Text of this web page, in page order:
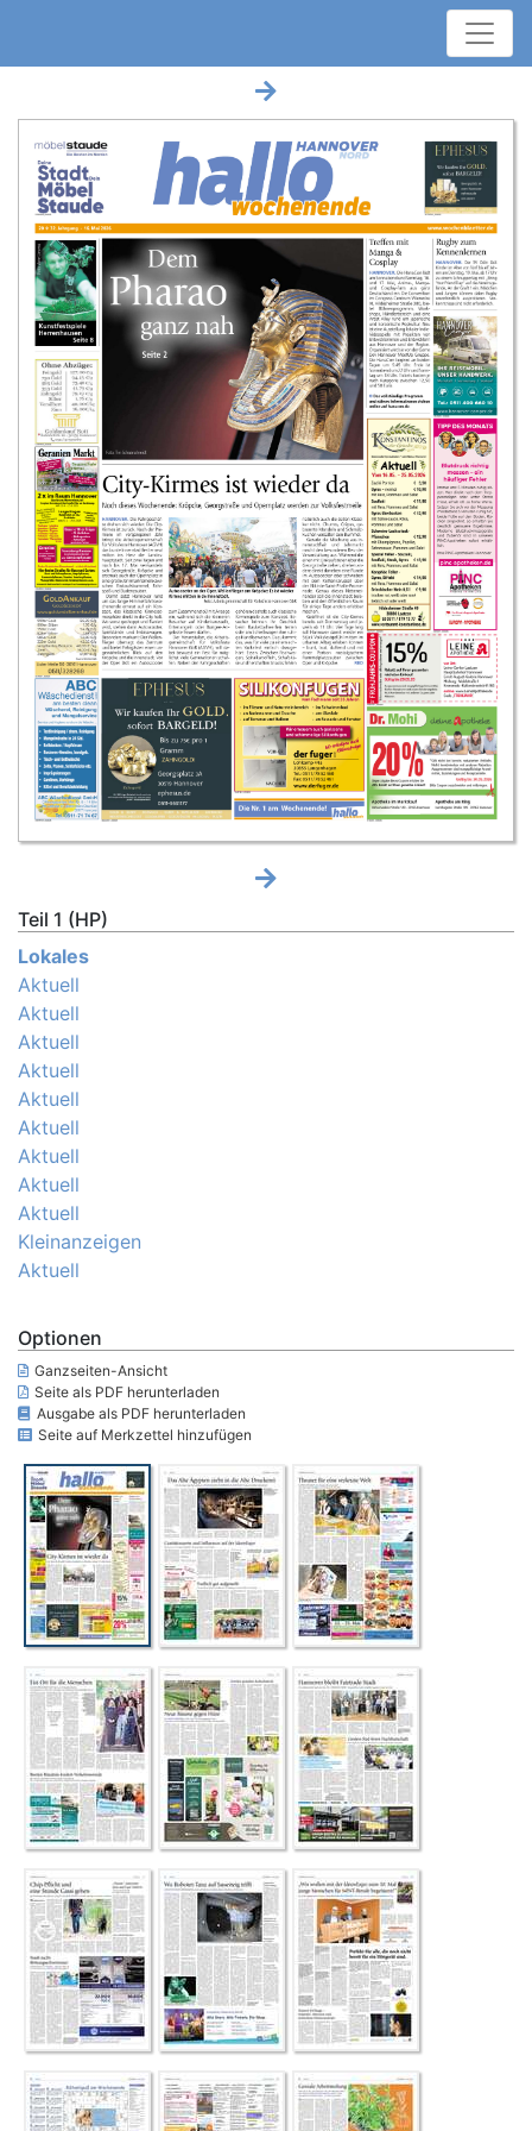
Teil 1 (HP)
Lokales
Aktuell
Aktuell
Aktuell
Aktuell
Aktuell
Aktuell
Aktuell
Aktuell
Aktuell
Kleinanzeigen
Aktuell
Optionen
Ganzseiten-Ansicht
Seite als PDF herunterladen
Ausgabe als PDF herunterladen
Seite auf Merkzettel hinzufügen